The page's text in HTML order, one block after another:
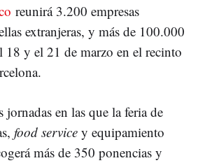
reunirá 3.200 empresas
extranjeras, y más de 100.000
18 y el 21 de marzo en el recinto
jornadas en las que la feria de
food service y equipamiento
más de 350 ponencias y